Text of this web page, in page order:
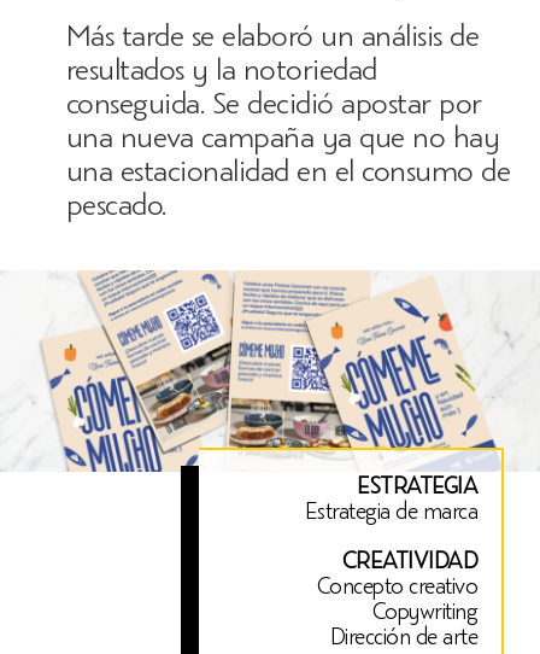
Más tarde se elaboró un análisis de
resultados y la notoriedad
conseguida. Se decidió apostar por
una nueva campaña ya que no hay
una estacionalidad en el consumo de
pescado.
ESTRATEGIA
Estrategia de marca
CREATIVIDAD
Concepto creativo
Copywriting
Dirección de arte